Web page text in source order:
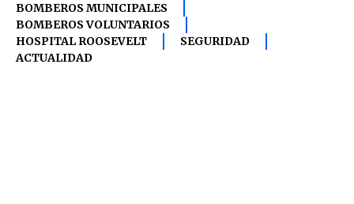
BOMBEROS MUNICIPALES
BOMBEROS VOLUNTARIOS
HOSPITAL ROOSEVELT
SEGURIDAD
ACTUALIDAD